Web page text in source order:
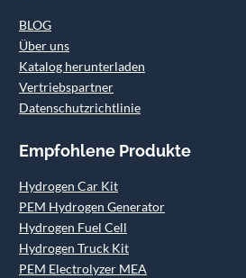
BLOG
Über uns
Katalog herunterladen
Vertriebspartner
Datenschutzrichtlinie
Empfohlene Produkte
Hydrogen Car Kit
PEM Hydrogen Generator
Hydrogen Fuel Cell
Hydrogen Truck Kit
PEM Electrolyzer MEA